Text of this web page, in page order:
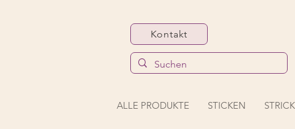
Kontakt
ALLE PRODUKTE STICKEN